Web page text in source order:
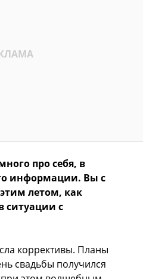
про себя, в
информации. Вы с
летом, как
ситуации с
коррективы. Планы
свадьбы получился